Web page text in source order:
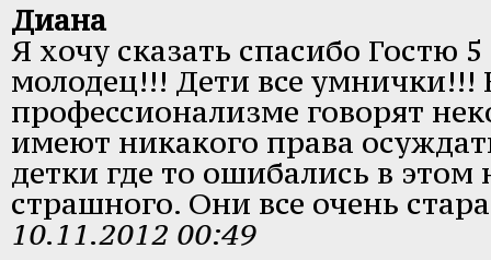
Диана
Я хочу сказать спасибо Гостю
молодец!!! Дети все
профессионализме говорят
имеют никакого права
детки где то ошибались в этом
страшного. Они все очень
10.11.2012 00:49